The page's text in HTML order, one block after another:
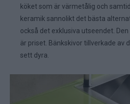
köket som är värmetålig och
keramik sannolikt det bästa
också det exklusiva utseendet.
är priset. Bänkskivor tillverkade av
sett dyra.